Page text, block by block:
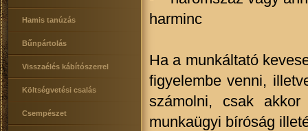
Hamis tanúzás
Bűnpártolás
Visszaélés kábítószerrel
Költségvetési csalás
Csempészet
harminc
Ha a munkáltató
figyelembe venni,
számolni, csak
munkaügyi bíróság